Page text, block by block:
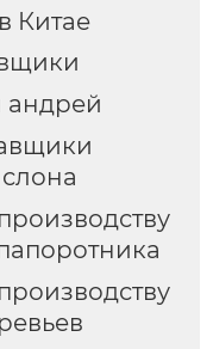
Китае
андрей